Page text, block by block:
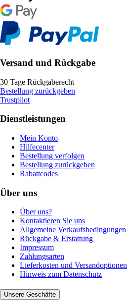
Versand und Rückgabe
30 Tage Rückgaberecht
Bestellung zurückgeben
Trustpilot
Dienstleistungen
Mein Konto
Hilfecenter
Bestellung verfolgen
Bestellung zurückgeben
Rabattcodes
Über uns
Über uns?
Kontaktieren Sie uns
Allgemeine Verkaufsbedingungen
Rückgabe & Erstattung
Impressum
Zahlungsarten
Lieferkosten und Versandoptionen
Hinweis zum Datenschutz
Unsere Geschäfte